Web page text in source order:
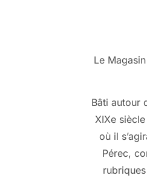
Le
Bâti autour
XIXe
où il
Pérec,